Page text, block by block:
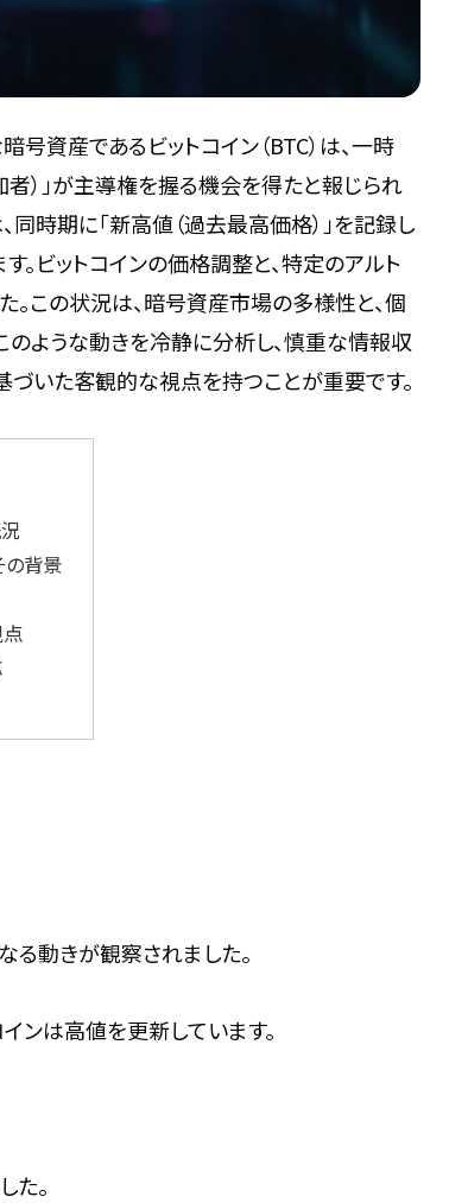
資産であるビットコイン（BTC）は、一時
）」が主導権を握る機会を得たと報じられ
同時期に「新高値（過去最高価格）」を記録し
ビットコインの価格調整と、特定のアルト
この状況は、暗号資産市場の多様性と、個
ような動きを冷静に分析し、慎重な情報収
いた客観的な視点を持つことが重要です。
の背景
動きが観察されました。
ンは高値を更新しています。
。